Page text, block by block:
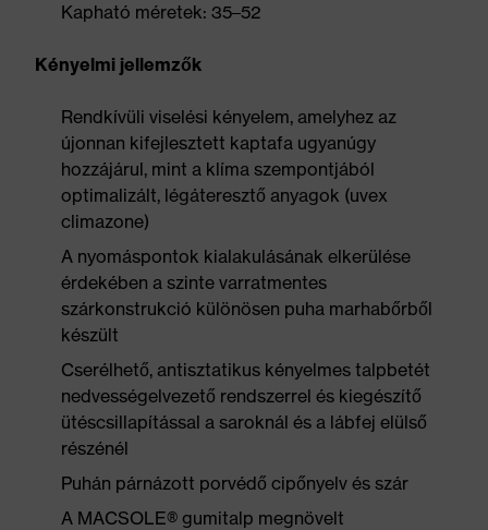
Kapható méretek: 35–52
Kényelmi jellemzők
Rendkívüli viselési kényelem, amelyhez az
újonnan kifejlesztett kaptafa ugyanúgy
hozzájárul, mint a klíma szempontjából
optimalizált, légáteresztő anyagok (uvex
climazone)
A nyomáspontok kialakulásának elkerülése
érdekében a szinte varratmentes
szárkonstrukció különösen puha marhabőrből
készült
Cserélhető, antisztatikus kényelmes talpbetét
nedvességelvezető rendszerrel és kiegészítő
ütéscsillapítással a saroknál és a lábfej elülső
részénél
Puhán párnázott porvédő cipőnyelv és szár
A MACSOLE® gumitalp megnövelt